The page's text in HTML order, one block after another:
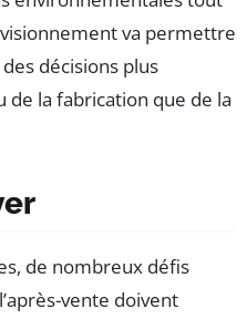
va permettre
décisions plus
de la fabrication que de la
de nombreux défis
vente doivent